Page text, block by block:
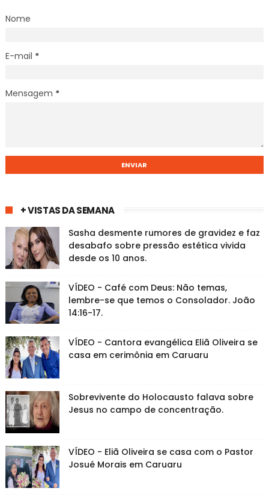
Nome
E-mail *
Mensagem *
+ VISTAS DA SEMANA
Sasha desmente rumores de gravidez e faz
desabafo sobre pressão estética vivida
desde os 10 anos.
VÍDEO - Café com Deus: Não temas,
lembre-se que temos o Consolador. João
14:16-17.
VÍDEO - Cantora evangélica Eliã Oliveira se
casa em cerimônia em Caruaru
Sobrevivente do Holocausto falava sobre
Jesus no campo de concentração.
VÍDEO - Eliã Oliveira se casa com o Pastor
Josué Morais em Caruaru